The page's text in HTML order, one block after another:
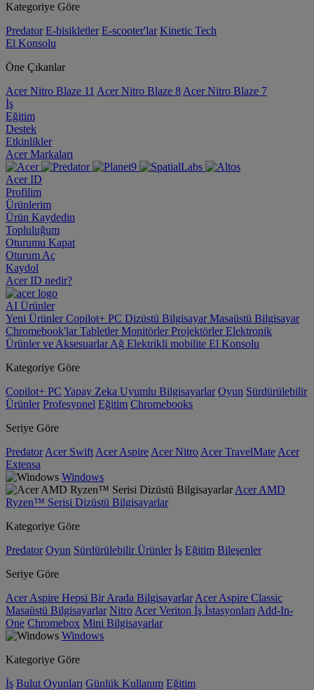
Kategoriye Göre
Predator E-bisikletler E-scooter'lar Kinetic Tech
El Konsolu
Öne Çıkanlar
Acer Nitro Blaze 11 Acer Nitro Blaze 8 Acer Nitro Blaze 7
İş
Eğitim
Destek
Etkinlikler
Acer Markaları
Acer ID
Profilim
Ürünlerim
Ürün Kaydedin
Topluluğum
Oturumu Kapat
Oturum Aç
Kaydol
Acer ID nedir?
AI Ürünler
Yeni ÜrünlerCopilot+ PC Dizüstü BilgisayarMasaüstü Bilgisayar
Chromebook'larTabletlerMonitörlerProjektörlerElektronik
Ürünler ve AksesuarlarAğ Elektrikli mobilite El Konsolu
Kategoriye Göre
Copilot+ PC Yapay Zeka Uyumlu Bilgisayarlar Oyun Sürdürülebilir
Ürünler Profesyonel Eğitim Chromebooks
Seriye Göre
Predator Acer Swift Acer Aspire Acer Nitro Acer TravelMate Acer
Extensa
Windows
Acer AMD
Ryzen™ Serisi Dizüstü Bilgisayarlar
Kategoriye Göre
Predator Oyun Sürdürülebilir Ürünler İş Eğitim Bileşenler
Seriye Göre
Acer Aspire Hepsi Bir Arada Bilgisayarlar Acer Aspire Classic
Masaüstü Bilgisayarlar Nitro Acer Veriton İş İstasyonları Add-In-
One Chromebox Mini Bilgisayarlar
Windows
Kategoriye Göre
İş Bulut Oyunları Günlük Kullanım Eğitim